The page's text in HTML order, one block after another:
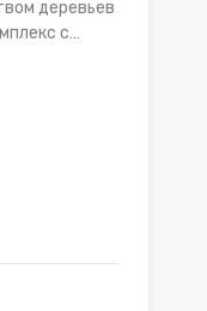
деревьев
с…